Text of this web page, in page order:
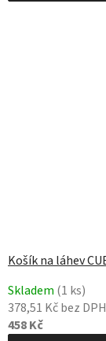
Košík na láhev
Skladem (1 ks)
378,51 Kč bez DPH
458 Kč